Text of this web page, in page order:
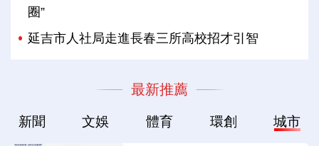
圈”
延吉市人社局走進長春三所高校招才引智
最新推薦
新聞 文娛 體育 環創 城市